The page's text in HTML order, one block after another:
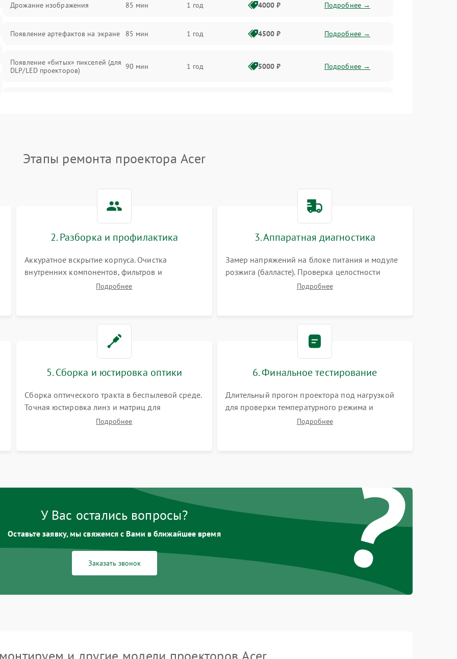
Дрожание изображения 85 мин 1 год 4000 ₽ Подробнее →
Появление артефактов на экране 85 мин 1 год 4500 ₽ Подробнее →
Появление «битых» пикселей (для
DLP/LED проекторов)
90 мин 1 год 5000 ₽ Подробнее →
коррекция трапеции (Keystone)
Проблемы с масштабированием
80 мин 3500 ₽ Подробнее →
Этапы ремонта проектора Acer
2. Разборка и профилактика
Аккуратное вскрытие корпуса. Очистка
внутренних компонентов, фильтров и
вентиляторов от накопившейся пыли.
Подробнее
3. Аппаратная диагностика
Замер напряжений на блоке питания и модуле
розжига (балласте). Проверка целостности
цветового колеса (DLP) или поляризаторов (LCD).
Подробнее
5. Сборка и юстировка оптики
Сборка оптического тракта в беспылевой среде.
Точная юстировка линз и матриц для
правильного сведения цветов и устранения
Подробнее
6. Финальное тестирование
Длительный прогон проектора под нагрузкой
для проверки температурного режима и
отсутствия перегрева. Оценка фокуса,
Подробнее
?
У Вас остались вопросы?
Оставьте заявку, мы свяжемся с Вами в ближайшее время
Заказать звонок